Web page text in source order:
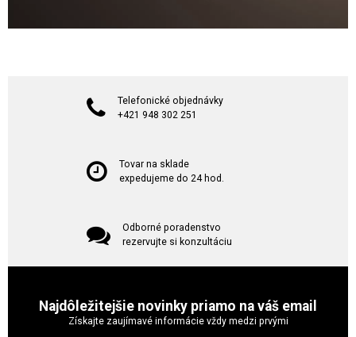
Telefonické objednávky
+421 948 302 251
Tovar na sklade
expedujeme do 24 hod.
Odborné poradenstvo
rezervujte si konzultáciu
Najdôležitejšie novinky priamo na váš email
Získajte zaujímavé informácie vždy medzi prvými